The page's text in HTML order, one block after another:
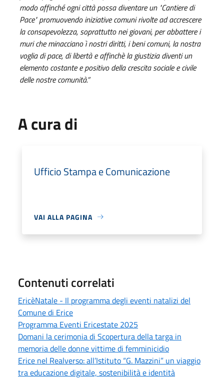
modo affinché ogni città possa diventare un "Cantiere di
Pace" promuovendo iniziative comuni rivolte ad accrescere
la consapevolezza, soprattutto nei giovani, per abbattere i
muri che minacciano ì nostri diritti, i beni comuni, la nostra
voglia di pace, di libertà e affinchè la giustizia diventi un
elemento costante e positivo della crescita sociale e civile
delle nostre comunità.”
A cura di
Ufficio Stampa e Comunicazione
VAI ALLA PAGINA
Contenuti correlati
EricèNatale - Il programma degli eventi natalizi del
Comune di Erice
Programma Eventi Ericestate 2025
Domani la cerimonia di Scopertura della targa in
memoria delle donne vittime di femminicidio
Erice nel Realverso: all’Istituto “G. Mazzini” un viaggio
tra educazione digitale, sostenibilità e identità